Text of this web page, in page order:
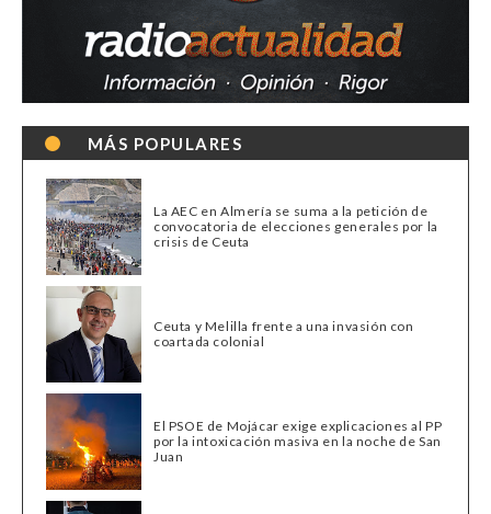
MÁS POPULARES
La AEC en Almería se suma a la petición de
convocatoria de elecciones generales por la
crisis de Ceuta
Ceuta y Melilla frente a una invasión con
coartada colonial
El PSOE de Mojácar exige explicaciones al PP
por la intoxicación masiva en la noche de San
Juan